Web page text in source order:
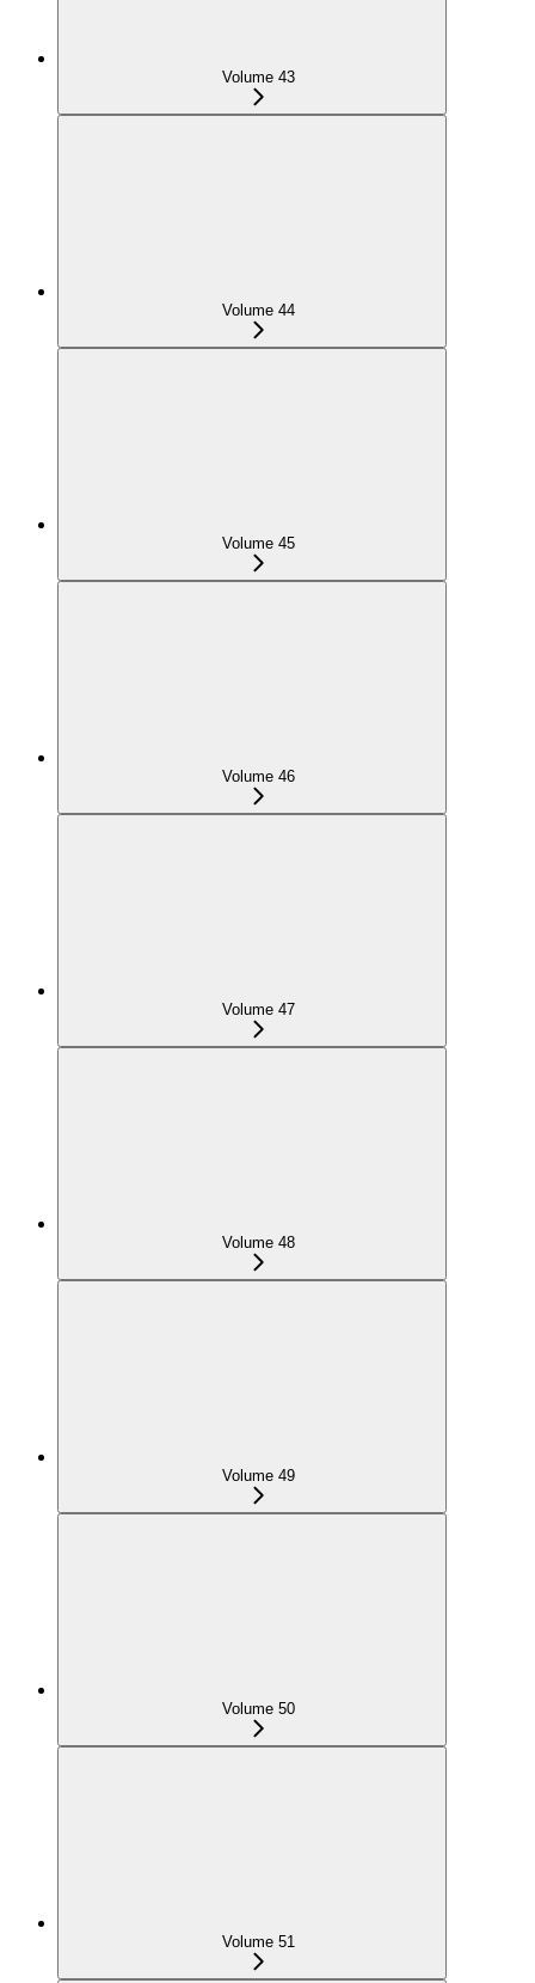
Volume 43
Volume 44
Volume 45
Volume 46
Volume 47
Volume 48
Volume 49
Volume 50
Volume 51